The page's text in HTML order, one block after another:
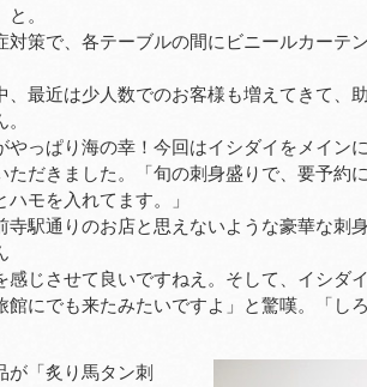
。
対策で、各テーブルの間にビニールカーテ
、最近は少人数でのお客様も増えてきて、
やっぱり海の幸！今回はイシダイをメイン
ただきました。「旬の刺身盛りで、要予約
ハモを入れてます。」
寺駅通りのお店と思えないような豪華な刺
感じさせて良いですねえ。そして、イシダ
館にでも来たみたいですよ」と驚嘆。「し
が「炙り馬タン刺